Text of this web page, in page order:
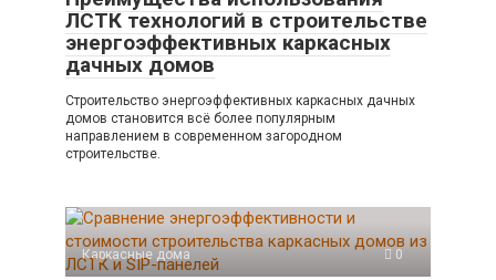
ЛСТК технологий в строительстве
энергоэффективных каркасных
дачных домов
Строительство энергоэффективных каркасных дачных
домов становится всё более популярным
направлением в современном загородном
строительстве.
Каркасные дома 0